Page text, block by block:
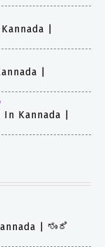
|
|
Kannada |
| ಶುಂಠಿ